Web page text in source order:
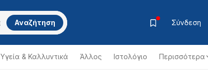
Αναζήτηση Σύνδεση
Υγεία & Καλλυντικά Άλλος Ιστολόγιο Περισσότερα